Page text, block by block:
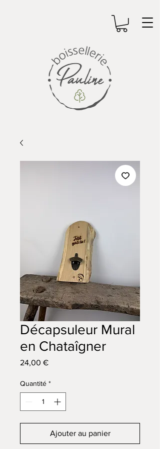
Décapsuleur Mural
en Chataîgner
24,00 €Prix
Quantité *
Ajouter au panier